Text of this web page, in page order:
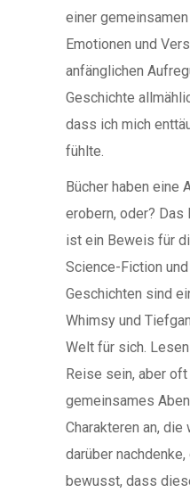
einer
Emotionen und
anfänglichen
Geschichte
dass ich mich
fühlte.
Bücher haben eine
erobern, oder?
ist ein Beweis für
Science-Fiction
Geschichten sind
Whimsy und
Welt für sich.
Reise sein, aber
gemeinsames
Charakteren an,
darüber
bewusst, dass